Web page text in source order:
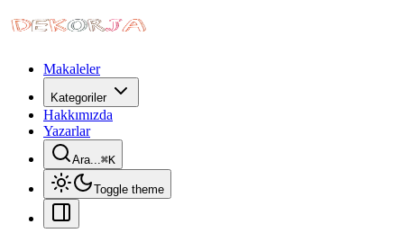
Makaleler
Kategoriler
Hakkımızda
Yazarlar
Ara...⌘K
Toggle theme